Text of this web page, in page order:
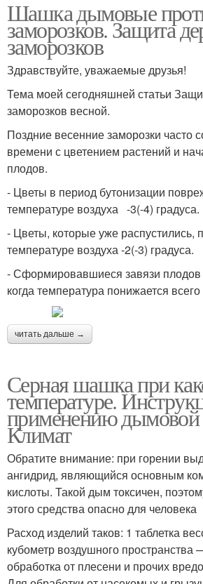
Шашка дымовые
заморозков. Защита
заморозков
Здравствуйте, уважаемые друзья!
Тема моей сегодняшней статьи
заморозков весной.
Поздние весенние заморозки часто
времени с цветением растений и
плодов.
- Цветы в период бутонизации
температуре воздуха -3(-4) градуса.
- Цветы, которые уже распустились,
температуре воздуха -2(-3) градуса.
- Сформировавшиеся завязи
когда температура понижается
читать дальше →
Серная шашка при
температуре.
применению
Климат
Обратите внимание: при горении
ангидрид, являющийся основным
кислоты. Такой дым токсичен,
этого средства опасно для человека
Расход изделий таков: 1 таблетка
кубометр воздушного пространства
обработка от плесени и прочих